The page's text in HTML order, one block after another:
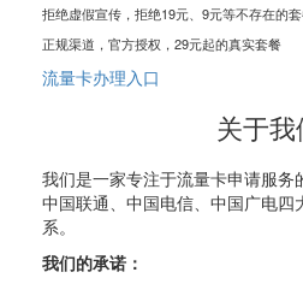
拒绝虚假宣传，拒绝19元、9元等不存在的
正规渠道，官方授权，29元起的真实套餐
流量卡办理入口
关于我
我们是一家专注于流量卡申请服务
中国联通、中国电信、中国广电
系。
我们的承诺：